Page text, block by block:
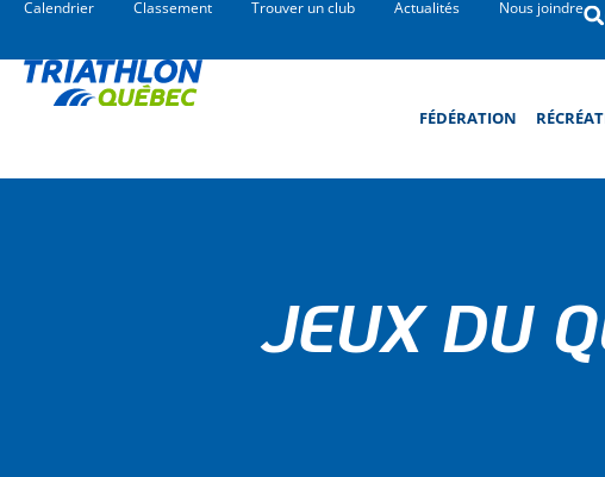
Calendrier Classement Trouver un club Actualités Nous joindre
FÉDÉRATION
JEUX DU